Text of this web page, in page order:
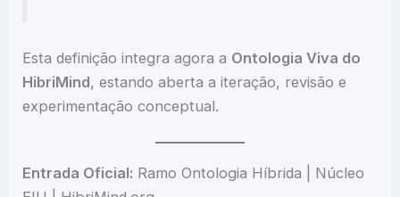
Esta definição integra agora a Ontologia Viva do
HibriMind, estando aberta a iteração, revisão e
experimentação conceptual.
Entrada Oficial: Ramo Ontologia Híbrida | Núcleo